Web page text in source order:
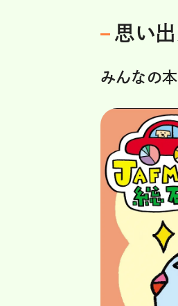
思い
みんなの